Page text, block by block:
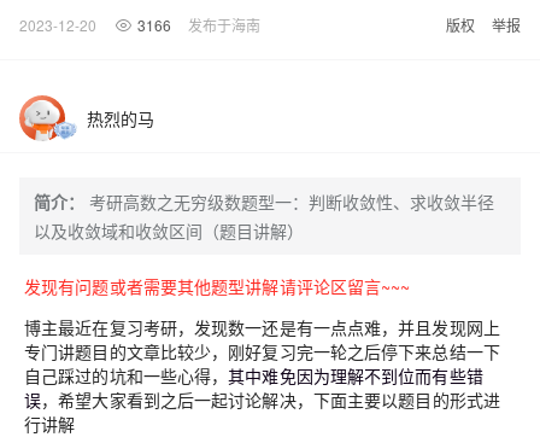
2023-12-20 3166 发布于海南 版权 举报
热烈的马
简介：
考研高数之无穷级数题型一：判断收敛性、求收敛半径
以及收敛域和收敛区间（题目讲解）
发现有问题或者需要其他题型讲解请评论区留言~~~
博主最近在复习考研，发现数一还是有一点点难，并且发现网上
专门讲题目的文章比较少，刚好复习完一轮之后停下来总结一下
自己踩过的坑和一些心得，其中难免因为理解不到位而有些错
误，希望大家看到之后一起讨论解决，下面主要以题目的形式进
行讲解